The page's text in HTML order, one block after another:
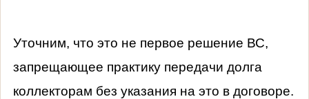
Уточним, что это не первое решение ВС,
запрещающее практику передачи долга
коллекторам без указания на это в договоре.